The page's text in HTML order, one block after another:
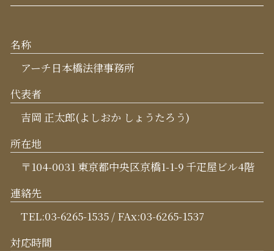
名称
アーチ日本橋法律事務所
代表者
吉岡 正太郎(よしおか しょうたろう)
所在地
〒104-0031 東京都中央区京橋1-1-9 千疋屋ビル4階
連絡先
TEL:03-6265-1535 / FAx:03-6265-1537
対応時間